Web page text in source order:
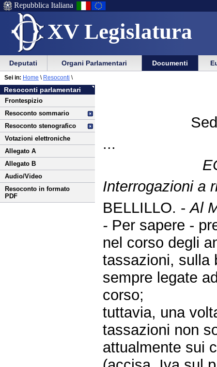
XV Legislatura
Menu
di
ausilio
alla
navigazione
Vai
Menu
di
navigazione
principale
Repubblica Italiana
Menu
di
navigazione
principale
Vai
menu
di
sezione
Deputati Organi Parlamentari Documenti
Vai
al
contenuto
Resoconti parlamentari
Frontespizio
Resoconto sommario
Resoconto stenografico
Votazioni elettroniche
Allegato A
Allegato B
Audio/Video
Resoconto in formato
PDF
Sei in: Home \ Resoconti \
...
Interrogazioni a
BELLILLO. -Al
- Per sapere -
nel corso degli
tassazioni, sulla
sempre legate
corso;
tuttavia, una
tassazioni non
attualmente sui